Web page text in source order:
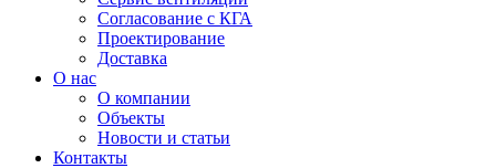
Согласование с КГА
Проектирование
Доставка
О нас
О компании
Объекты
Новости и статьи
Контакты